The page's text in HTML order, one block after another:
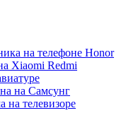
на телефоне Honor
Xiaomi Redmi
на Самсунг
на телевизоре